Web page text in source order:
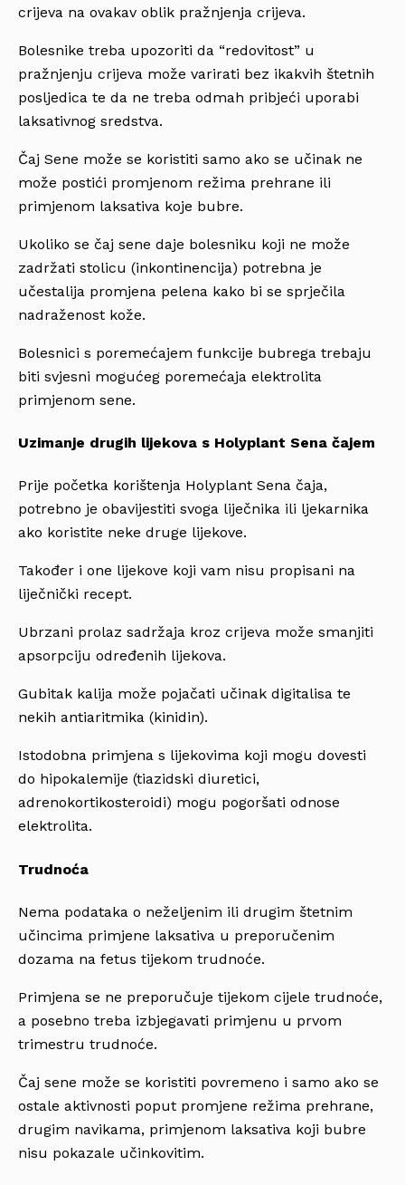
crijeva na ovakav oblik pražnjenja crijeva.
Bolesnike treba upozoriti da “redovitost” u
pražnjenju crijeva može varirati bez ikakvih štetnih
posljedica te da ne treba odmah pribjeći uporabi
laksativnog sredstva.
Čaj Sene može se koristiti samo ako se učinak ne
može postići promjenom režima prehrane ili
primjenom laksativa koje bubre.
Ukoliko se čaj sene daje bolesniku koji ne može
zadržati stolicu (inkontinencija) potrebna je
učestalija promjena pelena kako bi se sprječila
nadraženost kože.
Bolesnici s poremećajem funkcije bubrega trebaju
biti svjesni mogućeg poremećaja elektrolita
primjenom sene.
Uzimanje drugih lijekova s Holyplant Sena čajem
Prije početka korištenja Holyplant Sena čaja,
potrebno je obavijestiti svoga liječnika ili ljekarnika
ako koristite neke druge lijekove.
Također i one lijekove koji vam nisu propisani na
liječnički recept.
Ubrzani prolaz sadržaja kroz crijeva može smanjiti
apsorpciju određenih lijekova.
Gubitak kalija može pojačati učinak digitalisa te
nekih antiaritmika (kinidin).
Istodobna primjena s lijekovima koji mogu dovesti
do hipokalemije (tiazidski diuretici,
adrenokortikosteroidi) mogu pogoršati odnose
elektrolita.
Trudnoća
Nema podataka o neželjenim ili drugim štetnim
učincima primjene laksativa u preporučenim
dozama na fetus tijekom trudnoće.
Primjena se ne preporučuje tijekom cijele trudnoće,
a posebno treba izbjegavati primjenu u prvom
trimestru trudnoće.
Čaj sene može se koristiti povremeno i samo ako se
ostale aktivnosti poput promjene režima prehrane,
drugim navikama, primjenom laksativa koji bubre
nisu pokazale učinkovitim.